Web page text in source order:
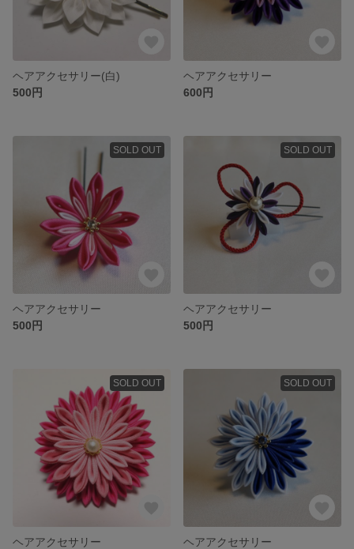
ヘアアクセサリー(白)
500円
ヘアアクセサリー
600円
SOLD OUT
ヘアアクセサリー
500円
SOLD OUT
ヘアアクセサリー
500円
SOLD OUT
ヘアアクセサリー
SOLD OUT
ヘアアクセサリー